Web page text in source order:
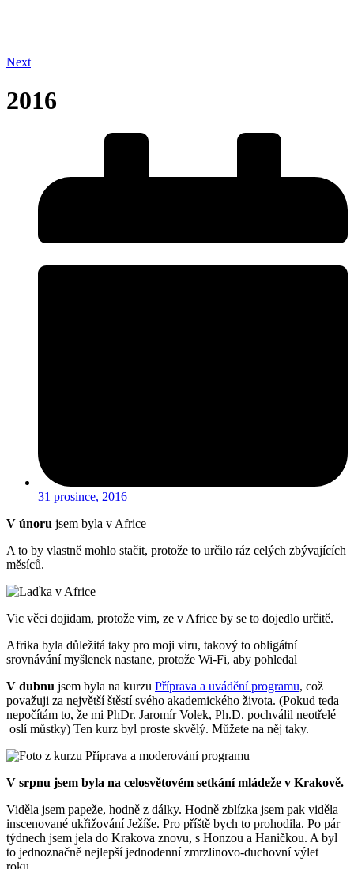
Next
2016
31 prosince, 2016
V únoru jsem byla v Africe
A to by vlastně mohlo stačit, protože to určilo ráz celých zbývajících
měsíců.
Vic věci dojidam, protože vim, ze v Africe by se to dojedlo určitě.
Afrika byla důležitá taky pro moji viru, takový to obligátní
srovnávání myšlenek nastane, protože Wi-Fi, aby pohledal
V dubnu jsem byla na kurzu Příprava a uvádění programu, což
považuji za největší štěstí svého akademického života. (Pokud teda
nepočítám to, že mi PhDr. Jaromír Volek, Ph.D. pochválil neotřelé
oslí můstky) Ten kurz byl proste skvělý. Můžete na něj taky.
V srpnu jsem byla na celosvětovém setkání mládeže v Krakově.
Viděla jsem papeže, hodně z dálky. Hodně zblízka jsem pak viděla
inscenované ukřižování Ježíše. Pro příště bych to prohodila. Po pár
týdnech jsem jela do Krakova znovu, s Honzou a Haničkou. A byl
to jednoznačně nejlepší jednodenní zmrzlinovo-duchovní výlet
roku.